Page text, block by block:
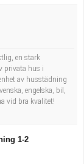
en stark
privata hus i
av husstädning
engelska, bil,
vid bra kvalitet!
1-2